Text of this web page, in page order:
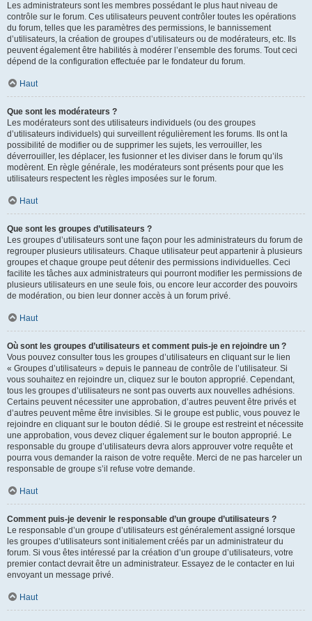
Les administrateurs sont les membres possédant le plus haut niveau de
contrôle sur le forum. Ces utilisateurs peuvent contrôler toutes les opérations
du forum, telles que les paramètres des permissions, le bannissement
d’utilisateurs, la création de groupes d’utilisateurs ou de modérateurs, etc. Ils
peuvent également être habilités à modérer l’ensemble des forums. Tout ceci
dépend de la configuration effectuée par le fondateur du forum.
Haut
Que sont les modérateurs ?
Les modérateurs sont des utilisateurs individuels (ou des groupes
d’utilisateurs individuels) qui surveillent régulièrement les forums. Ils ont la
possibilité de modifier ou de supprimer les sujets, les verrouiller, les
déverrouiller, les déplacer, les fusionner et les diviser dans le forum qu’ils
modèrent. En règle générale, les modérateurs sont présents pour que les
utilisateurs respectent les règles imposées sur le forum.
Haut
Que sont les groupes d’utilisateurs ?
Les groupes d’utilisateurs sont une façon pour les administrateurs du forum de
regrouper plusieurs utilisateurs. Chaque utilisateur peut appartenir à plusieurs
groupes et chaque groupe peut détenir des permissions individuelles. Ceci
facilite les tâches aux administrateurs qui pourront modifier les permissions de
plusieurs utilisateurs en une seule fois, ou encore leur accorder des pouvoirs
de modération, ou bien leur donner accès à un forum privé.
Haut
Où sont les groupes d’utilisateurs et comment puis-je en rejoindre un ?
Vous pouvez consulter tous les groupes d’utilisateurs en cliquant sur le lien
« Groupes d’utilisateurs » depuis le panneau de contrôle de l’utilisateur. Si
vous souhaitez en rejoindre un, cliquez sur le bouton approprié. Cependant,
tous les groupes d’utilisateurs ne sont pas ouverts aux nouvelles adhésions.
Certains peuvent nécessiter une approbation, d’autres peuvent être privés et
d’autres peuvent même être invisibles. Si le groupe est public, vous pouvez le
rejoindre en cliquant sur le bouton dédié. Si le groupe est restreint et nécessite
une approbation, vous devez cliquer également sur le bouton approprié. Le
responsable du groupe d’utilisateurs devra alors approuver votre requête et
pourra vous demander la raison de votre requête. Merci de ne pas harceler un
responsable de groupe s’il refuse votre demande.
Haut
Comment puis-je devenir le responsable d’un groupe d’utilisateurs ?
Le responsable d’un groupe d’utilisateurs est généralement assigné lorsque
les groupes d’utilisateurs sont initialement créés par un administrateur du
forum. Si vous êtes intéressé par la création d’un groupe d’utilisateurs, votre
premier contact devrait être un administrateur. Essayez de le contacter en lui
envoyant un message privé.
Haut